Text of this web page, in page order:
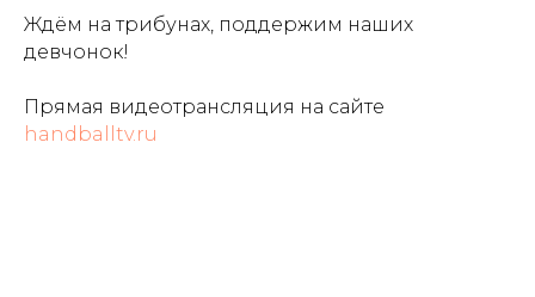
Ждём на трибунах, поддержим наших
девчонок!
Прямая видеотрансляция на сайте
handballtv.ru